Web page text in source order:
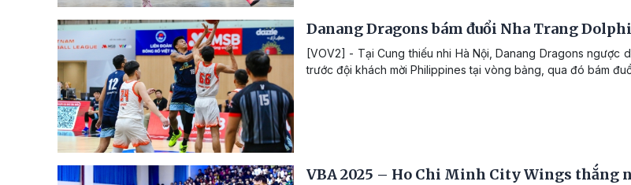
Danang Dragons bám đuổi Nha Trang
[VOV2] - Tại Cung thiếu nhi Hà Nội, Danang Dragons
trước đội khách mời Philippines tại vòng bảng, qua đó bám
VBA 2025 – Ho Chi Minh City Wings thắng